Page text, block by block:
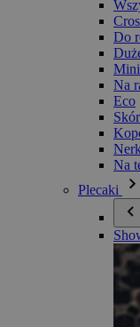
Do
Mini
Na
Eco
Na
Plecaki